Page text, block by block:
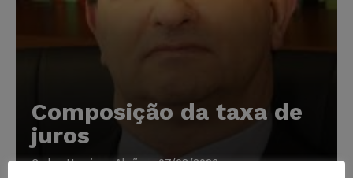
Composição da taxa de
juros
Carlos Henrique Abrão - 07/08/2026